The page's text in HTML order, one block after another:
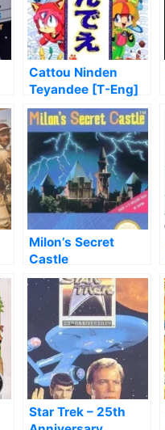
Cattou Ninden
Teyandee [T-Eng]
Milon’s Secret
Castle
Star Trek – 25th